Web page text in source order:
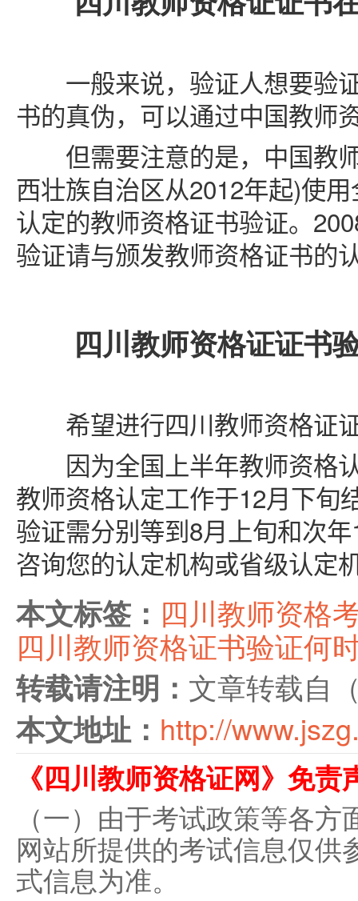
一般来说，验证人想要验
书的真伪，可以通过中国教师
但需要注意的是，中国教
西壮族自治区从2012年起)使
认定的教师资格证书验证。
验证请与颁发教师资格证书的
四川教师资格证证书
希望进行四川教师资格证
因为全国上半年教师资格
教师资格认定工作于12月下旬
验证需分别等到8月上旬和次
咨询您的认定机构或省级认定
本文标签： 四川教师资格
四川教师资格证书验证何
转载请注明： 文章转载自
本文地址： http://
《四川教师资格证网》免责
（一）由于考试政策等各
网站所提供的考试信息仅
式信息为准。